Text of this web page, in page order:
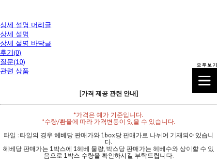
상세 설명 머리글
상세 설명
상세 설명 바닥글
후기(0)
질문(10)
관련 상품
[가격 제공 관련 안내]
*가격은 예가 기준입니다.
*수량/환율에 따라 가격변동이 있을 수 있습니다.
타일 : 타일의 경우 헤베당 판매가와 1box당 판매가로 나뉘어 기재되어있습니
다.
헤베당 판매가는 1박스에 1헤베 물량, 박스당 판매가는 헤베수와 상이할 수 있
음으로 1박스 수량을 확인하시길 부탁드립니다.
모 두 보 기